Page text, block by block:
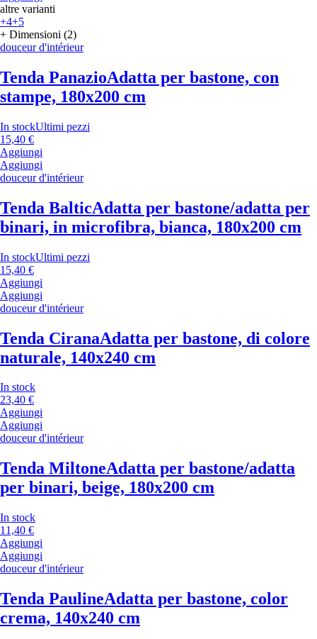
altre varianti
+4+5
+ Dimensioni (2)
douceur d'intérieur
Tenda PanazioAdatta per bastone, con
stampe, 180x200 cm
In stockUltimi pezzi
15,40 €
Aggiungi
Aggiungi
douceur d'intérieur
Tenda BalticAdatta per bastone/adatta per
binari, in microfibra, bianca, 180x200 cm
In stockUltimi pezzi
15,40 €
Aggiungi
Aggiungi
douceur d'intérieur
Tenda CiranaAdatta per bastone, di colore
naturale, 140x240 cm
In stock
23,40 €
Aggiungi
Aggiungi
douceur d'intérieur
Tenda MiltoneAdatta per bastone/adatta
per binari, beige, 180x200 cm
In stock
11,40 €
Aggiungi
Aggiungi
douceur d'intérieur
Tenda PaulineAdatta per bastone, color
crema, 140x240 cm